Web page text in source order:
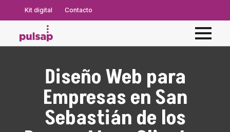
Kit digital Contacto
Diseño Web para
Empresas en San
Sebastián de los